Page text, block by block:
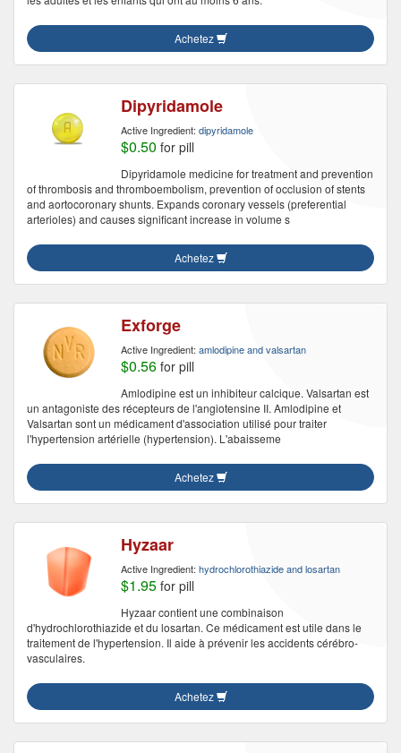
Achetez
Dipyridamole
Active Ingredient: dipyridamole
$0.50 for pill
Dipyridamole medicine for treatment and prevention
of thrombosis and thromboembolism, prevention of occlusion of stents
and aortocoronary shunts. Expands coronary vessels (preferential
arterioles) and causes significant increase in volume s
Achetez
Exforge
Active Ingredient: amlodipine and valsartan
$0.56 for pill
Amlodipine est un inhibiteur calcique. Valsartan est
un antagoniste des récepteurs de l'angiotensine II. Amlodipine et
Valsartan sont un médicament d'association utilisé pour traiter
l'hypertension artérielle (hypertension). L'abaisseme
Achetez
Hyzaar
Active Ingredient: hydrochlorothiazide and losartan
$1.95 for pill
Hyzaar contient une combinaison
d'hydrochlorothiazide et du losartan. Ce médicament est utile dans le
traitement de l'hypertension. Il aide à prévenir les accidents cérébro-
vasculaires.
Achetez